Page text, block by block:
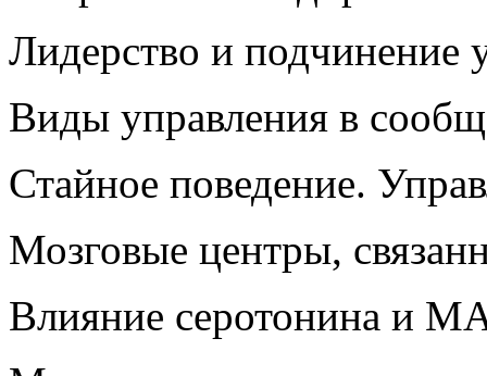
Лидерство и подчинение
Виды управления в
Стайное поведение.
Мозговые центры,
Влияние серотонина и